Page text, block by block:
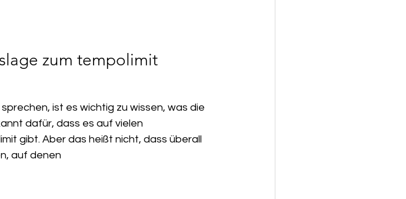
zum tempolimit
ist es wichtig zu wissen, was die
dafür, dass es auf vielen
gibt. Aber das heißt nicht, dass überall
auf denen